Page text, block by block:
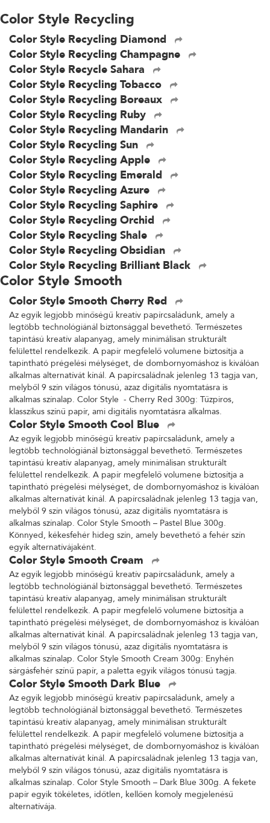
Color Style Recycling
Color Style Recycling Diamond
Color Style Recycling Champagne
Color Style Recycle Sahara
Color Style Recycling Tobacco
Color Style Recycling Boreaux
Color Style Recycling Ruby
Color Style Recycling Mandarin
Color Style Recycling Sun
Color Style Recycling Apple
Color Style Recycling Emerald
Color Style Recycling Azure
Color Style Recycling Saphire
Color Style Recycling Orchid
Color Style Recycling Shale
Color Style Recycling Obsidian
Color Style Recycling Brilliant Black
Color Style Smooth
Color Style Smooth Cherry Red
Az egyik legjobb minőségű kreatív papírcsaládunk, amely a
legtöbb technológiánál biztonsággal bevethető. Természetes
tapintású kreatív alapanyag, amely minimálisan strukturált
felülettel rendelkezik. A papír megfelelő volumene biztosítja a
tapintható prégelési mélységet, de dombornyomáshoz is kiválóan
alkalmas alternatívát kínál. A papírcsaládnak jelenleg 13 tagja van,
melyből 9 szín világos tónusú, azaz digitális nyomtatásra is
alkalmas színalap. Color Style - Cherry Red 300g: Tűzpiros,
klasszikus színű papír, ami digitális nyomtatásra alkalmas.
Color Style Smooth Cool Blue
Az egyik legjobb minőségű kreatív papírcsaládunk, amely a
legtöbb technológiánál biztonsággal bevethető. Természetes
tapintású kreatív alapanyag, amely minimálisan strukturált
felülettel rendelkezik. A papír megfelelő volumene biztosítja a
tapintható prégelési mélységet, de dombornyomáshoz is kiválóan
alkalmas alternatívát kínál. A papírcsaládnak jelenleg 13 tagja van,
melyből 9 szín világos tónusú, azaz digitális nyomtatásra is
alkalmas színalap. Color Style Smooth – Pastel Blue 300g.
Könnyed, kékesfehér hideg szín, amely bevethető a fehér szín
egyik alternatívájaként.
Color Style Smooth Cream
Az egyik legjobb minőségű kreatív papírcsaládunk, amely a
legtöbb technológiánál biztonsággal bevethető. Természetes
tapintású kreatív alapanyag, amely minimálisan strukturált
felülettel rendelkezik. A papír megfelelő volumene biztosítja a
tapintható prégelési mélységet, de dombornyomáshoz is kiválóan
alkalmas alternatívát kínál. A papírcsaládnak jelenleg 13 tagja van,
melyből 9 szín világos tónusú, azaz digitális nyomtatásra is
alkalmas színalap. Color Style Smooth Cream 300g: Enyhén
sárgásfehér színű papír, a paletta egyik világos tónusú tagja.
Color Style Smooth Dark Blue
Az egyik legjobb minőségű kreatív papírcsaládunk, amely a
legtöbb technológiánál biztonsággal bevethető. Természetes
tapintású kreatív alapanyag, amely minimálisan strukturált
felülettel rendelkezik. A papír megfelelő volumene biztosítja a
tapintható prégelési mélységet, de dombornyomáshoz is kiválóan
alkalmas alternatívát kínál. A papírcsaládnak jelenleg 13 tagja van,
melyből 9 szín világos tónusú, azaz digitális nyomtatásra is
alkalmas színalap. Color Style Smooth – Dark Blue 300g. A fekete
papír egyik tökéletes, időtlen, kellően komoly megjelenésű
alternatívája.